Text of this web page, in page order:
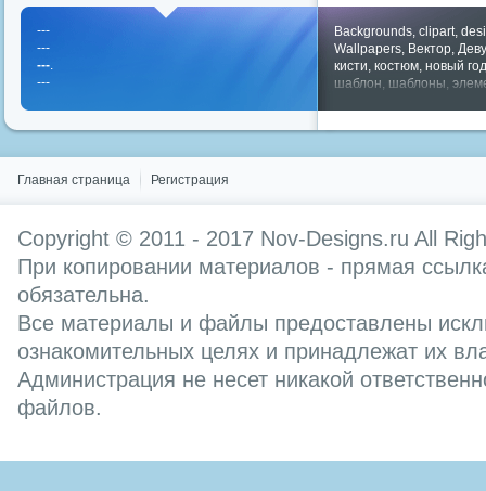
Backgrounds, clipart,
Wallpapers, Вектор,
кисти, костюм, новый год
шаблон, шаблоны,
---
---
---.
---
Главная страница Регистрация
Copyright © 2011 - 2017 Nov-Designs.ru All
При копировании материалов - прямая
обязательна.
Все материалы и файлы предоставлены
ознакомительных целях и принадлежат их
Администрация не несет никакой
файлов.